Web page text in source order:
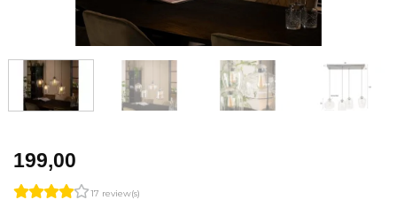
199,00
17 review(s)